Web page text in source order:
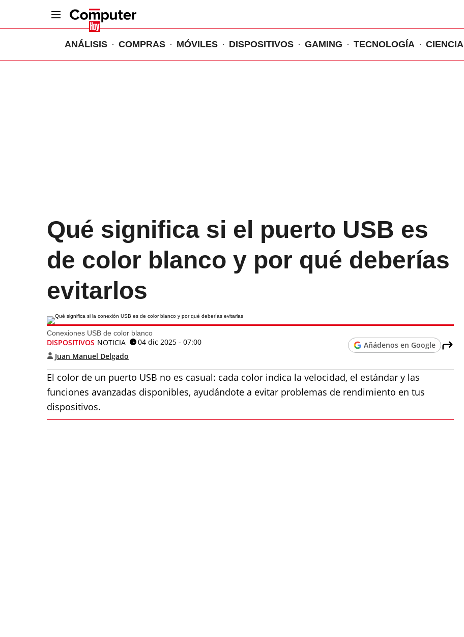
ANÁLISIS COMPRAS MÓVILES DISPOSITIVOS GAMING TECNOLOGÍA CIENCIA
Qué significa si el puerto USB es
de color blanco y por qué deberías
evitarlos
Conexiones USB de color blanco
DISPOSITIVOS NOTICIA
04 dic 2025 - 07:00
Juan Manuel Delgado
Añádenos en Google
El color de un puerto USB no es casual: cada color indica la velocidad, el estándar y las
funciones avanzadas disponibles, ayudándote a evitar problemas de rendimiento en tus
dispositivos.